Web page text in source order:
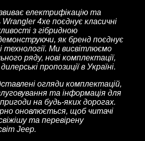
електрифікацію та
Wrangler 4xe поєднує класичні
з гібридною
як бренд поєднує
технології. Ми висвітлюємо
ряду, нові комплектації,
пропозиції в Україні.
огляди комплектацій,
та інформація для
на будь-яких дорогах.
оновлюється, щоб читачі
та перевірену
Jeep.